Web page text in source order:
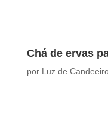
Chá de ervas
por Luz de